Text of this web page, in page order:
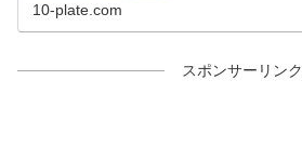
10-plate.com
スポンサーリンク